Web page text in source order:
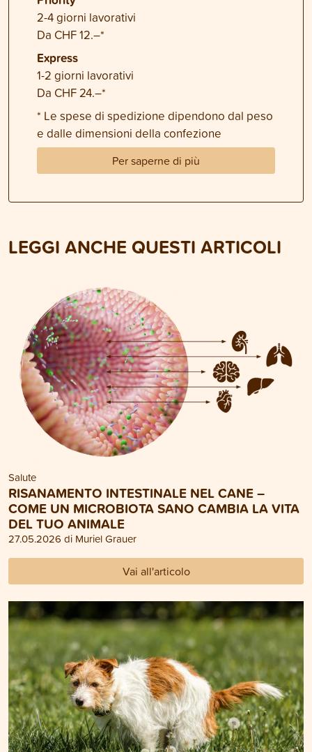
2-4 giorni lavorativi
Da CHF 12.–*
Express
1-2 giorni lavorativi
Da CHF 24.–*
* Le spese di spedizione dipendono dal peso
e dalle dimensioni della confezione
Per saperne di più
LEGGI ANCHE QUESTI ARTICOLI
Salute
RISANAMENTO INTESTINALE NEL CANE –
COME UN MICROBIOTA SANO CAMBIA LA VITA
DEL TUO ANIMALE
27.05.2026 di Muriel Grauer
Vai all'articolo